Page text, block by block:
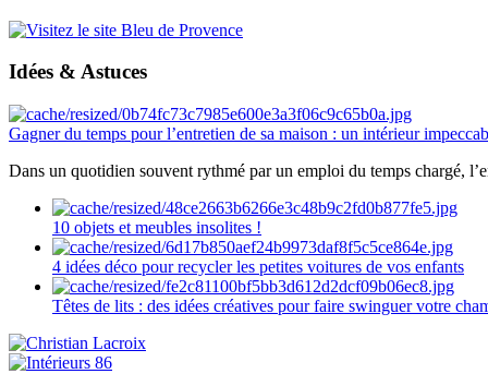
Idées & Astuces
Gagner du temps pour l’entretien de sa maison : un intérieur
Dans un quotidien souvent rythmé par un emploi du temps chargé,
10 objets et meubles insolites !
4 idées déco pour recycler les petites voitures de vos enfants
Têtes de lits : des idées créatives pour faire swinguer votre